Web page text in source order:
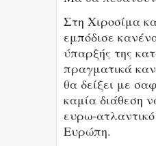
Στη Χιροσίμα
εμπόδισε
ύπαρξής της
πραγματικά
θα δείξει με
καμία διάθεση
ευρω-
Ευρώπη.